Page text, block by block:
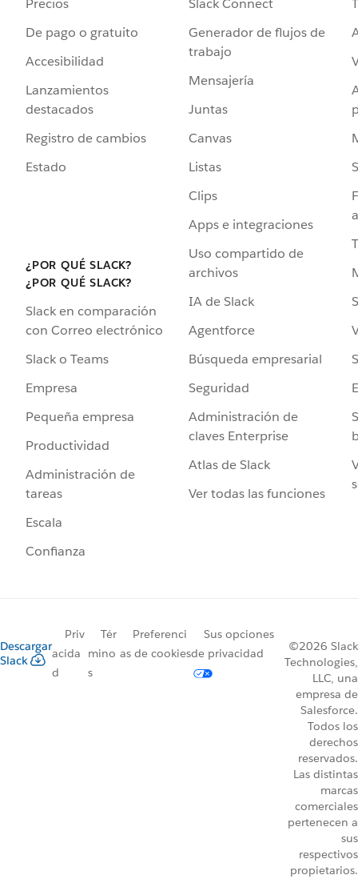
Precios
De pago o gratuito
Accesibilidad
Lanzamientos
destacados
Registro de cambios
Estado
¿POR QUÉ SLACK?
¿POR QUÉ SLACK?
Slack en comparación
con Correo electrónico
Slack o Teams
Empresa
Pequeña empresa
Productividad
Administración de
tareas
Escala
Confianza
Slack Connect
Generador de flujos de
trabajo
Mensajería
Juntas
Canvas
Listas
Clips
Apps e integraciones
Uso compartido de
archivos
IA de Slack
Agentforce
Búsqueda empresarial
Seguridad
Administración de
claves Enterprise
Atlas de Slack
Ver todas las funciones
Descargar
Slack
Priv
acida
d
Tér
mino
s
Preferenci
as de cookies
Sus opciones
de privacidad
©2026 Slack
Technologies,
LLC, una
empresa de
Salesforce.
Todos los
derechos
reservados.
Las distintas
marcas
comerciales
pertenecen a
sus
respectivos
propietarios.